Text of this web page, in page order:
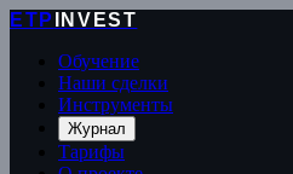
ETP
INVEST
Обучение
Наши сделки
Инструменты
Журнал
Тарифы